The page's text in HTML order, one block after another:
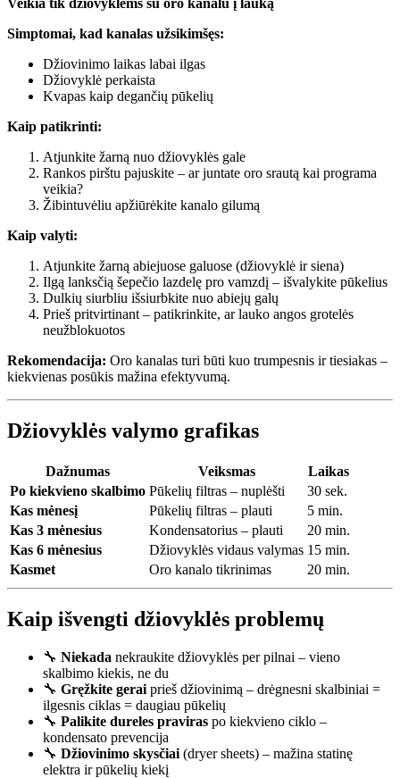
Simptomai, kad kanalas užsikimšęs:
Džiovinimo laikas labai ilgas
Džiovyklė perkaista
Kvapas kaip degančių pūkelių
Kaip patikrinti:
Atjunkite žarną nuo džiovyklės gale
Rankos pirštu pajuskite – ar juntate oro srautą kai programa
veikia?
Žibintuvėliu apžiūrėkite kanalo gilumą
Kaip valyti:
Atjunkite žarną abiejuose galuose (džiovyklė ir siena)
Ilgą lanksčią šepečio lazdelę pro vamzdį – išvalykite pūkelius
Dulkių siurbliu išsiurbkite nuo abiejų galų
Prieš pritvirtinant – patikrinkite, ar lauko angos grotelės
neužblokuotos
Rekomendacija: Oro kanalas turi būti kuo trumpesnis ir tiesiakas –
kiekvienas posūkis mažina efektyvumą.
Džiovyklės valymo grafikas
Dažnumas Veiksmas
Laikas
Po kiekvieno skalbimo Pūkelių filtras – nuplėšti
30 sek.
Kas mėnesį
Pūkelių filtras – plauti
5 min.
Kas 3 mėnesius
Kondensatorius – plauti
20 min.
Kas 6 mėnesius
Džiovyklės vidaus valymas 15 min.
Kasmet
Oro kanalo tikrinimas 20 min.
Kaip išvengti džiovyklės problemų
🔧 Niekada nekraukite džiovyklės per pilnai – vieno
skalbimo kiekis, ne du
🔧 Gręžkite gerai prieš džiovinimą – drėgnesni skalbiniai =
ilgesnis ciklas = daugiau pūkelių
🔧 Palikite dureles praviras po kiekvieno ciklo –
kondensato prevencija
🔧 Džiovinimo skysčiai (dryer sheets) – mažina statinę
elektra ir pūkelių kiekį